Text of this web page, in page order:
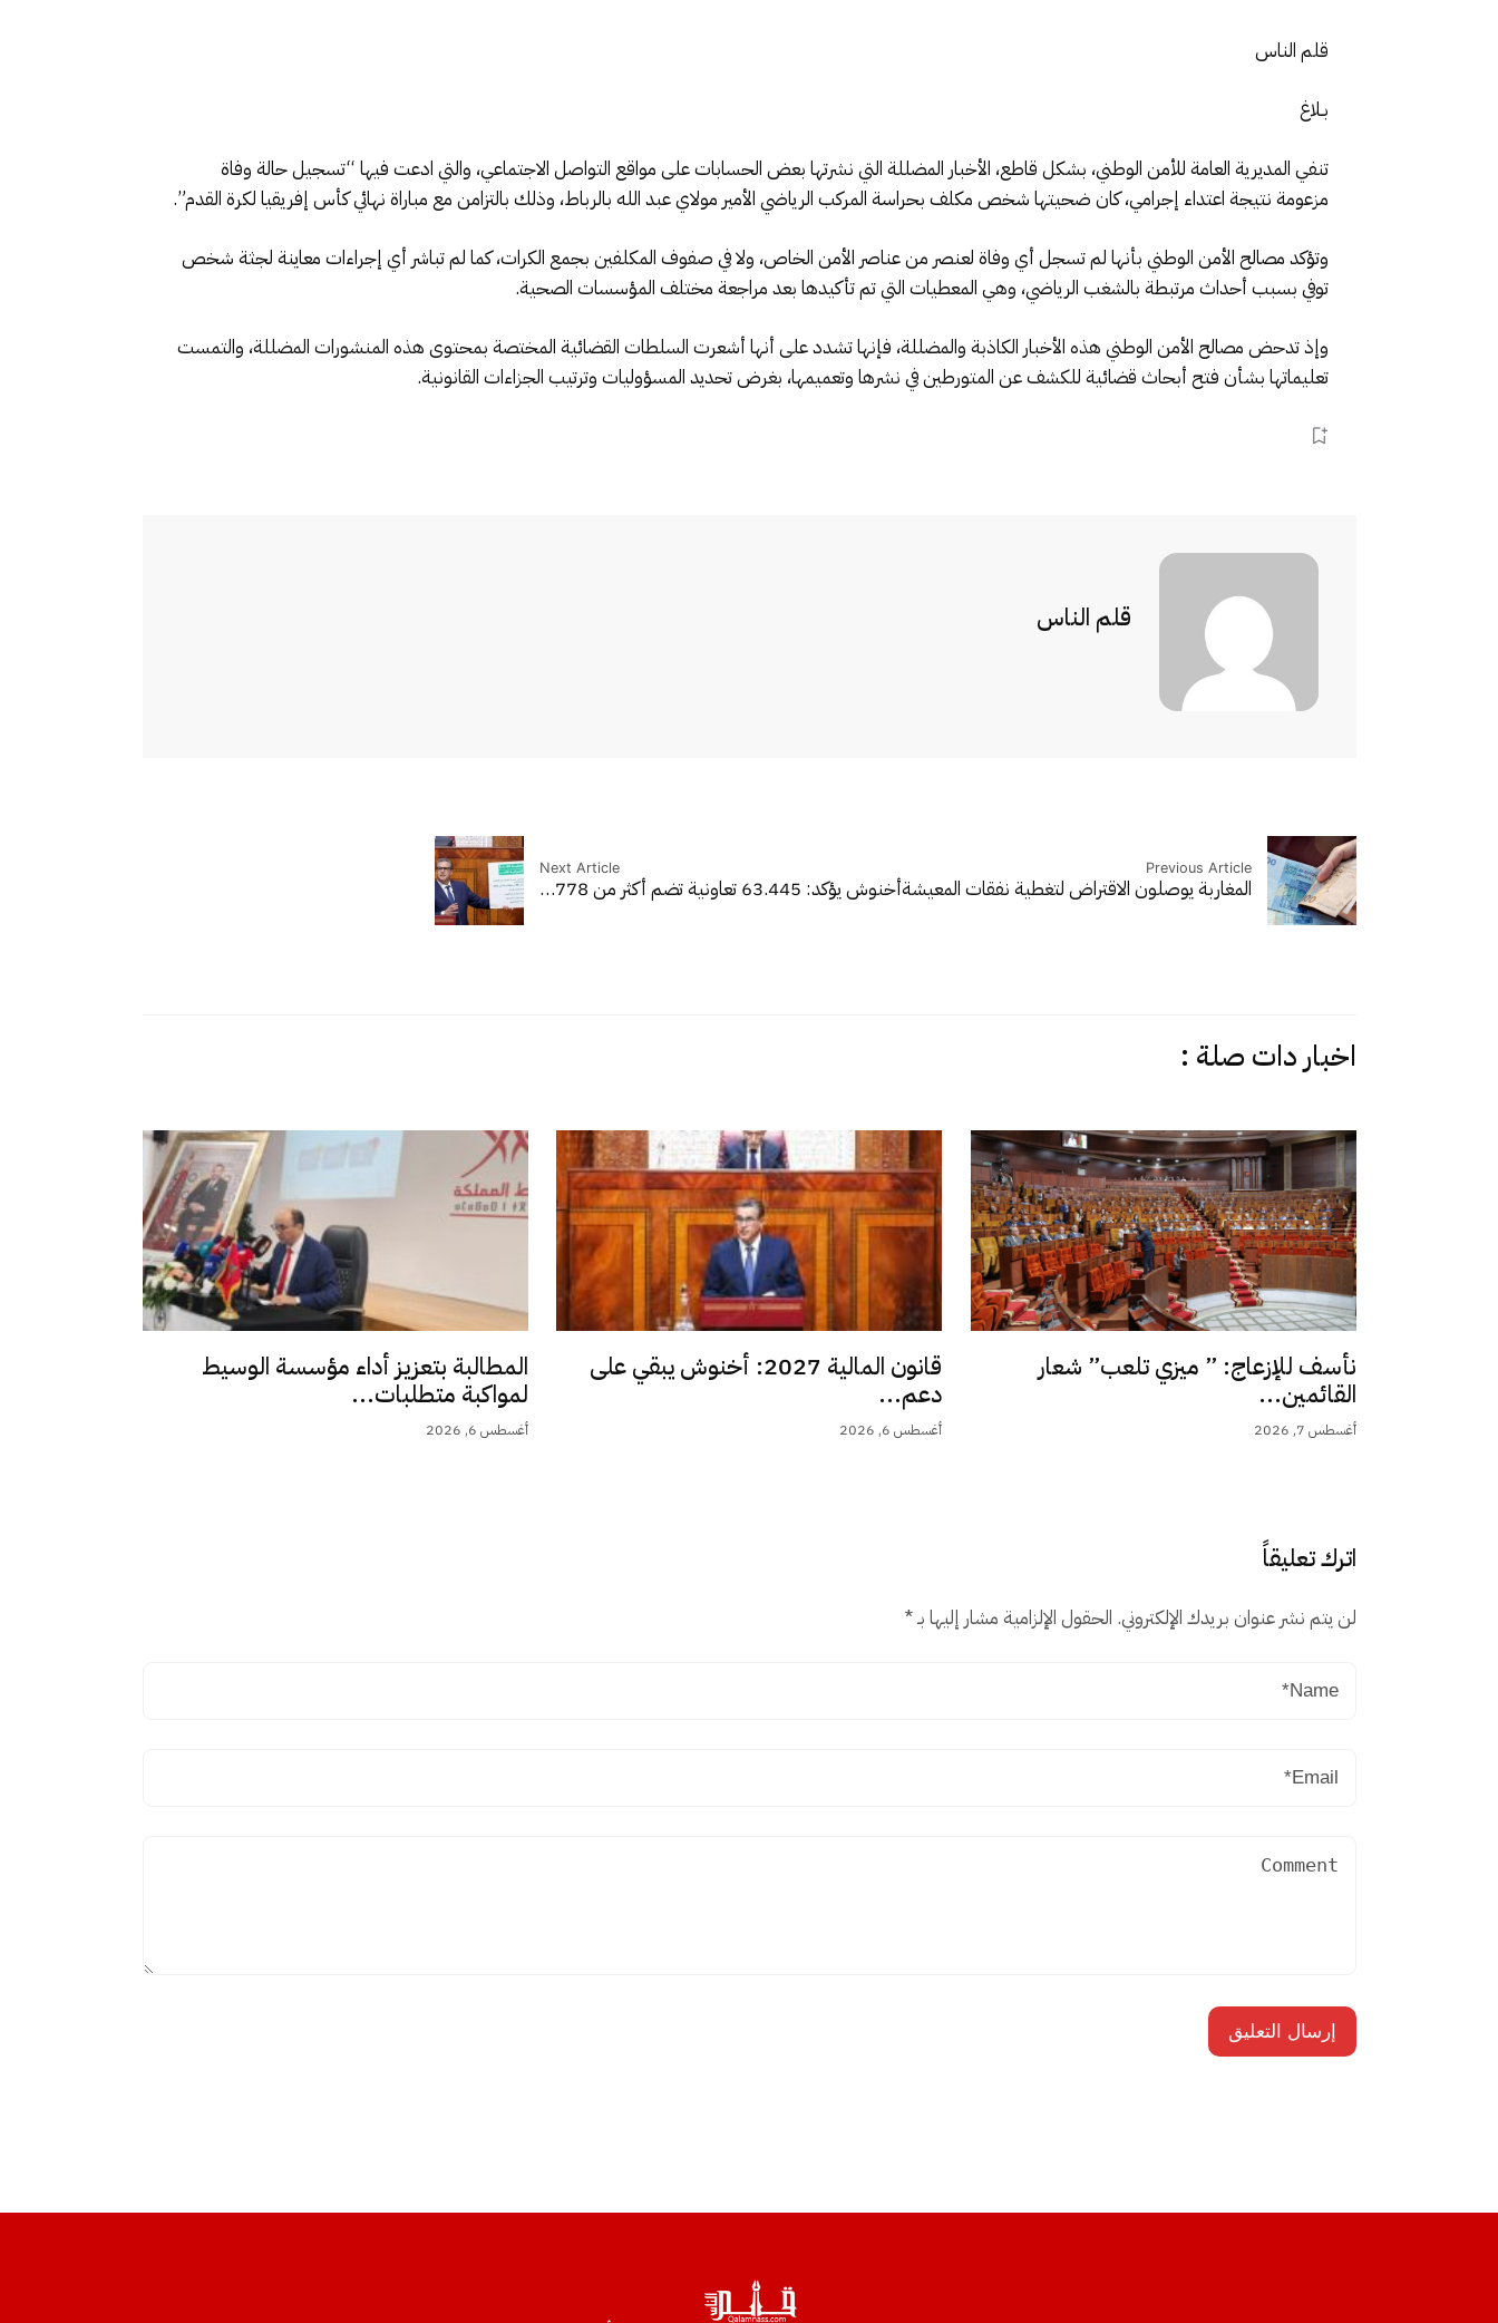
قلم الناس
بـلاغ
تنفي المديرية العامة للأمن الوطني، بشكل قاطع، الأخبار المضللة التي نشرتها بعض الحسابات على مواقع التواصل الاجتماعي، والتي ادعت فيها “تسجيل حالة وفاة
مزعومة نتيجة اعتداء إجرامي، كان ضحيتها شخص مكلف بحراسة المركب الرياضي الأمير مولاي عبد الله بالرباط، وذلك بالتزامن مع مباراة نهائي كأس إفريقيا لكرة القدم”.
وتؤكد مصالح الأمن الوطني بأنها لم تسجل أي وفاة لعنصر من عناصر الأمن الخاص، ولا في صفوف المكلفين بجمع الكرات، كما لم تباشر أي إجراءات معاينة لجثة شخص
توفي بسبب أحداث مرتبطة بالشغب الرياضي، وهي المعطيات التي تم تأكيدها بعد مراجعة مختلف المؤسسات الصحية.
وإذ تدحض مصالح الأمن الوطني هذه الأخبار الكاذبة والمضللة، فإنها تشدد على أنها أشعرت السلطات القضائية المختصة بمحتوى هذه المنشورات المضللة، والتمست
تعليماتها بشأن فتح أبحاث قضائية للكشف عن المتورطين في نشرها وتعميمها، بغرض تحديد المسؤوليات وترتيب الجزاءات القانونية.
قلم الناس
Previous Article
المغاربة يوصلون الاقتراض لتغطية نفقات المعيشة
Next Article
أخنوش يؤكد: 63.445 تعاونية تضم أكثر من 778…
اخبار دات صلة :
نأسف للإزعاج: ” ميزي تلعب” شعار
القائمين...
أغسطس 7, 2026
قانون المالية 2027: أخنوش يبقي على
دعم...
أغسطس 6, 2026
المطالبة بتعزيز أداء مؤسسة الوسيط
لمواكبة متطلبات...
أغسطس 6, 2026
اترك تعليقاً
لن يتم نشر عنوان بريدك الإلكتروني. الحقول الإلزامية مشار إليها بـ*